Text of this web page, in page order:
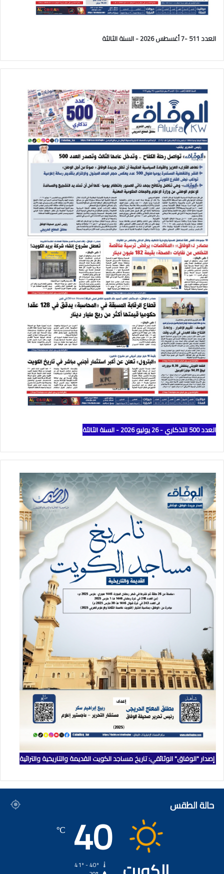
العدد 511 -7 أغسطس 2026 - السنة الثالثة
العدد 500 التذكاري - 26 يوليو 2026 - السنة الثالثة
إصدار "الوفاق" الوثائقي: تاريخ مساجد الكويت القديمة والتاريخية والتراثية
حالة الطقس 40
℃